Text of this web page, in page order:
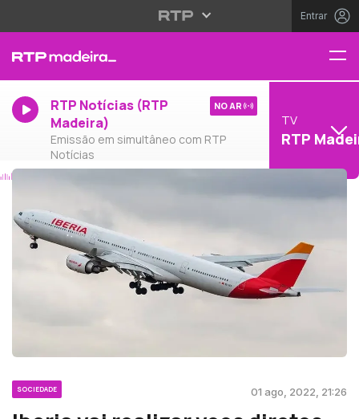
Entrar
RTP Notícias (RTP
Madeira)
Emissão em simultâneo com RTP
Notícias
NO AR
TV
RTP
SOCIEDADE 01 ago, 2022, 21:26